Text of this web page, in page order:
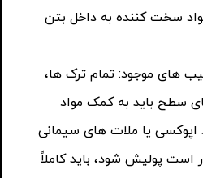
سخت کننده به داخل بتن
های موجود: تمام ترک ها،
سطح باید به کمک مواد
یا ملات های سیمانی
است پولیش شود، باید کاملاً